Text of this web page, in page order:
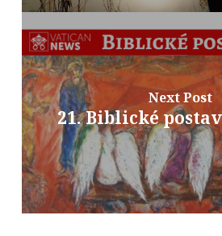
Next Post
21. Biblické